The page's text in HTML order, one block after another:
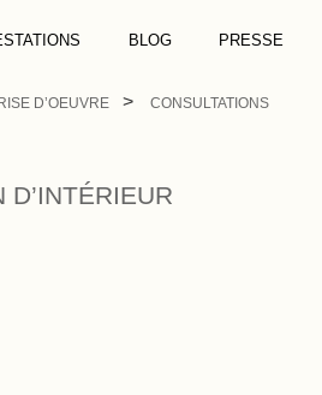
BLOG PRESSE
D’OEUVRE CONSULTATIONS